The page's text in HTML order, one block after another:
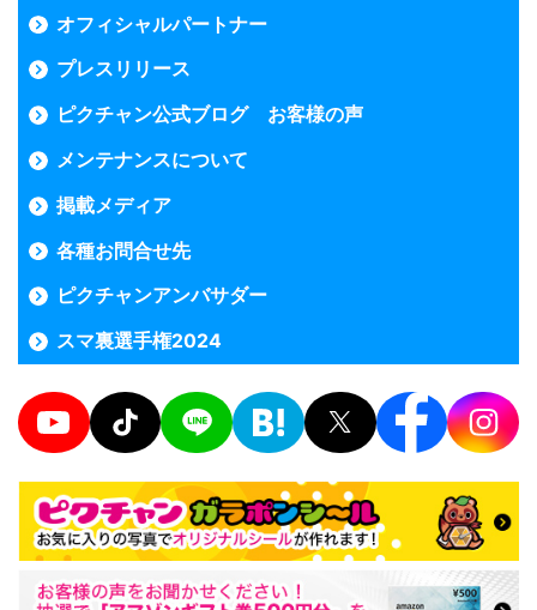
オフィシャルパートナー
プレスリリース
ピクチャン公式ブログ お客様の声
メンテナンスについて
掲載メディア
各種お問合せ先
ピクチャンアンバサダー
スマ裏選手権2024